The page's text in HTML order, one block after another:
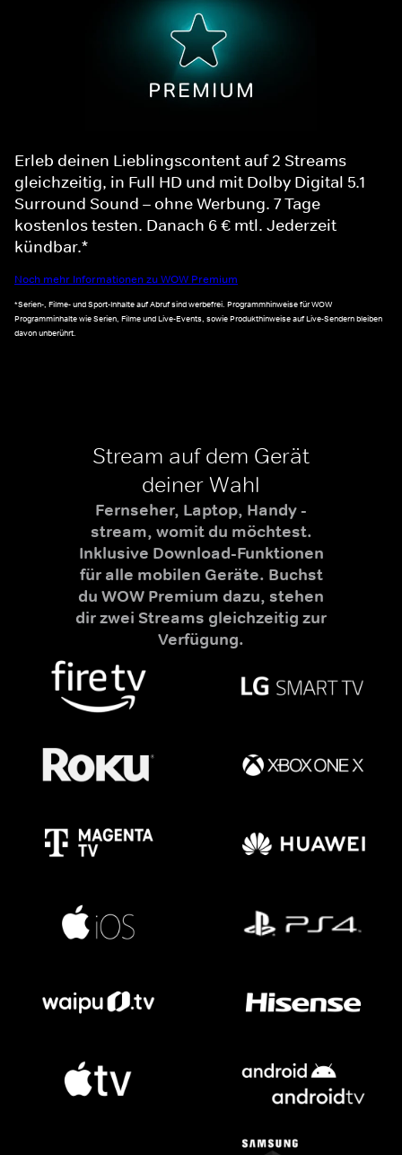
Erleb deinen Lieblingscontent auf 2 Streams
gleichzeitig, in Full HD und mit Dolby Digital 5.1
Surround Sound – ohne Werbung. 7 Tage
kostenlos testen. Danach 6 € mtl. Jederzeit
kündbar.*
Noch mehr Informationen zu WOW Premium
*Serien-, Filme- und Sport-Inhalte auf Abruf sind werbefrei. Programmhinweise für WOW
Programminhalte wie Serien, Filme und Live-Events, sowie Produkthinweise auf Live-Sendern bleiben
davon unberührt.
Stream auf dem Gerät
deiner Wahl
Fernseher, Laptop, Handy -
stream, womit du möchtest.
Inklusive Download-Funktionen
für alle mobilen Geräte. Buchst
du WOW Premium dazu, stehen
dir zwei Streams gleichzeitig zur
Verfügung.